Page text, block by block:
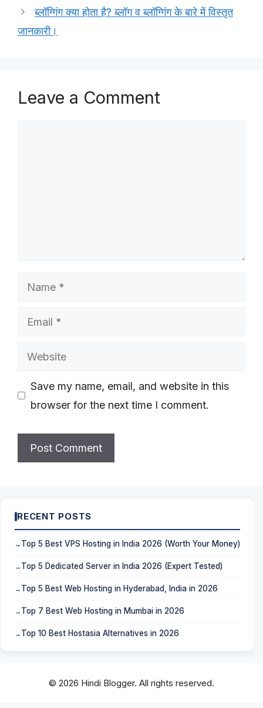
ब्लॉग्गिंग क्या होता है? ब्लॉग व ब्लॉग्गिंग के बारे में विस्तृत
जानकारी।
Leave a Comment
Name
Email
Website
Save my name, email, and website in this
browser for the next time I comment.
RECENT POSTS
Top 5 Best VPS Hosting in India 2026 (Worth Your Money)
Top 5 Dedicated Server in India 2026 (Expert Tested)
Top 5 Best Web Hosting in Hyderabad, India in 2026
Top 7 Best Web Hosting in Mumbai in 2026
Top 10 Best Hostasia Alternatives in 2026
© 2026 Hindi Blogger. All rights reserved.